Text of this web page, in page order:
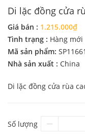
Di lặc đồng cửa
Giá bán : 1.215.000₫
Tình trạng : Hàng
Mã sản phẩm: SP11661
Nhà sản xuất : China
Di lặc đồng cửa rùa
Số lượng